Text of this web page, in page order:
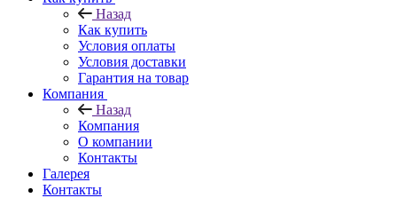
Назад
Как купить
Условия оплаты
Условия доставки
Гарантия на товар
Компания
Назад
Компания
О компании
Контакты
Галерея
Контакты